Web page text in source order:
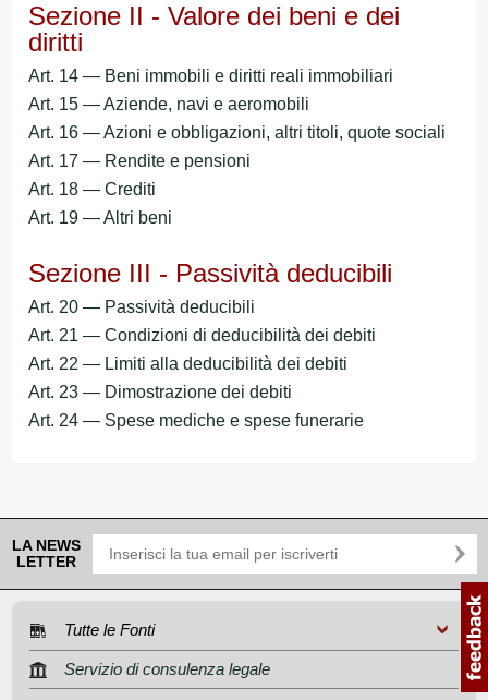
Sezione II - Valore dei beni e dei
diritti
Art. 14 — Beni immobili e diritti reali immobiliari
Art. 15 — Aziende, navi e aeromobili
Art. 16 — Azioni e obbligazioni, altri titoli, quote sociali
Art. 17 — Rendite e pensioni
Art. 18 — Crediti
Art. 19 — Altri beni
Sezione III - Passività deducibili
Art. 20 — Passività deducibili
Art. 21 — Condizioni di deducibilità dei debiti
Art. 22 — Limiti alla deducibilità dei debiti
Art. 23 — Dimostrazione dei debiti
Art. 24 — Spese mediche e spese funerarie
LA NEWS
LETTER
Tutte le Fonti
Servizio di consulenza legale